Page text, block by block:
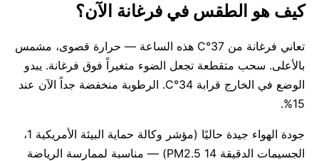
كيف هو الطقس في فرغانة الآن؟
تعاني فرغانة من 37°C هذه الساعة — حرارة قصوى، مشمس
بالأعلى. سحب متقطعة تجعل الضوء متغيراً فوق فرغانة. يبدو
الوضع في الخارج قرابة 34°C. الرطوبة منخفضة جداً الآن عند
15%.
جودة الهواء جيدة حاليًا (مؤشر وكالة حماية البيئة الأمريكية 1،
الجسيمات الدقيقة PM2.5 14) — مناسبة لممارسة الرياضة